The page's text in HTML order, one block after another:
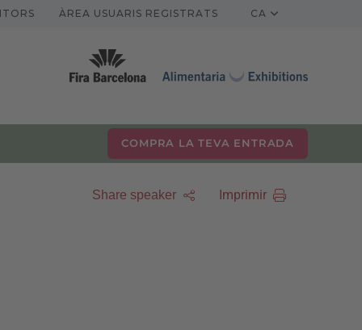
ÀREA USUARIS REGISTRATS CA
COMPRA LA TEVA ENTRADA
Share speaker Imprimir